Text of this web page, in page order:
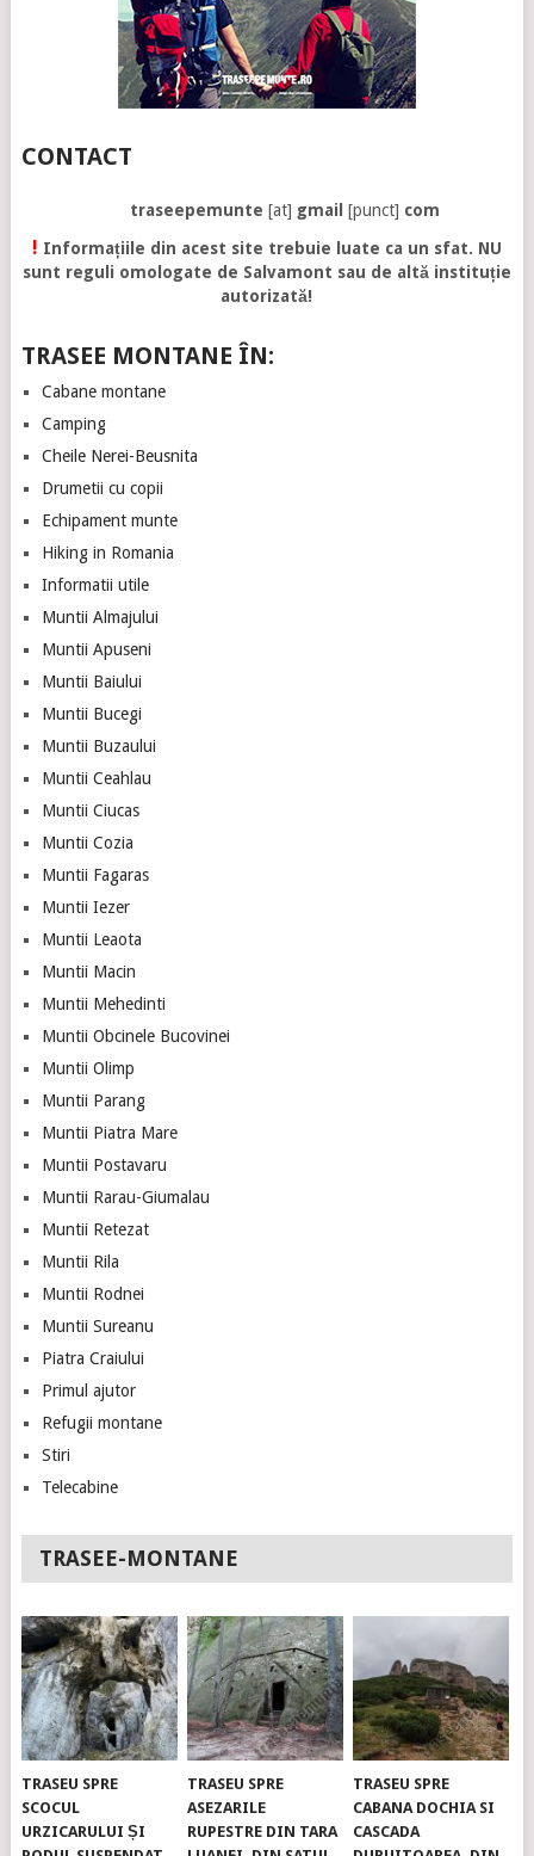
CONTACT
traseepemunte [at] gmail [punct] com
! Informațiile din acest site trebuie luate ca un sfat. NU
sunt reguli omologate de Salvamont sau de altă instituție
autorizată!
TRASEE MONTANE ÎN:
Cabane montane
Camping
Cheile Nerei-Beusnita
Drumetii cu copii
Echipament munte
Hiking in Romania
Informatii utile
Muntii Almajului
Muntii Apuseni
Muntii Baiului
Muntii Bucegi
Muntii Buzaului
Muntii Ceahlau
Muntii Ciucas
Muntii Cozia
Muntii Fagaras
Muntii Iezer
Muntii Leaota
Muntii Macin
Muntii Mehedinti
Muntii Obcinele Bucovinei
Muntii Olimp
Muntii Parang
Muntii Piatra Mare
Muntii Postavaru
Muntii Rarau-Giumalau
Muntii Retezat
Muntii Rila
Muntii Rodnei
Muntii Sureanu
Piatra Craiului
Primul ajutor
Refugii montane
Stiri
Telecabine
TRASEE-MONTANE
TRASEU SPRE
SCOCUL
URZICARULUI ȘI
TRASEU SPRE
ASEZARILE
RUPESTRE DIN TARA
TRASEU SPRE
CABANA DOCHIA SI
CASCADA